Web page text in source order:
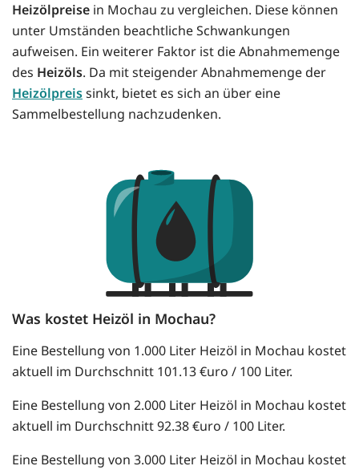
Heizölpreise in Mochau zu vergleichen. Diese können
unter Umständen beachtliche Schwankungen
aufweisen. Ein weiterer Faktor ist die Abnahmemenge
des Heizöls. Da mit steigender Abnahmemenge der
Heizölpreissinkt, bietet es sich an über eine
Sammelbestellung nachzudenken.
Was kostet Heizöl in Mochau?
Eine Bestellung von 1.000 Liter Heizöl in Mochau kostet
aktuell im Durchschnitt 101.13 €uro / 100 Liter.
Eine Bestellung von 2.000 Liter Heizöl in Mochau kostet
aktuell im Durchschnitt 92.38 €uro / 100 Liter.
Eine Bestellung von 3.000 Liter Heizöl in Mochau kostet